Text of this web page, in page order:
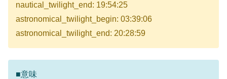
nautical_twilight_end: 19:54:25
astronomical_twilight_begin: 03:39:06
astronomical_twilight_end: 20:28:59
■意味